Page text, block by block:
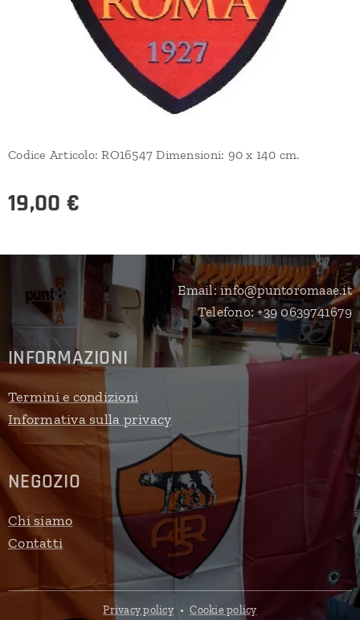
Codice Articolo: RO16547 Dimensioni: 90 x 140 cm.
19,00 €
Email: info@puntoromaae.it
Telefono: +39 0639741679
INFORMAZIONI
Termini e condizioni
Informativa sulla privacy
NEGOZIO
Chi siamo
Contatti
Privacy policy Cookie policy